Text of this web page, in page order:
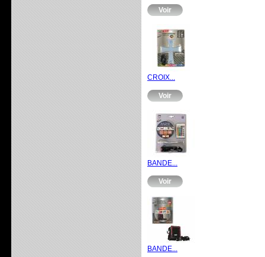
Voir
CROIX...
Voir
BANDE...
Voir
BANDE...